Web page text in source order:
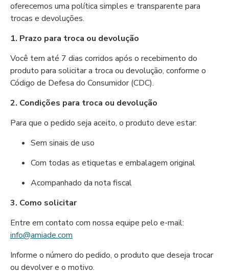
oferecemos uma política simples e transparente para
trocas e devoluções.
1. Prazo para troca ou devolução
Você tem até 7 dias corridos após o recebimento do
produto para solicitar a troca ou devolução, conforme o
Código de Defesa do Consumidor (CDC).
2. Condições para troca ou devolução
Para que o pedido seja aceito, o produto deve estar:
Sem sinais de uso
Com todas as etiquetas e embalagem original
Acompanhado da nota fiscal
3. Como solicitar
Entre em contato com nossa equipe pelo e-mail:
info@amiade.com
Informe o número do pedido, o produto que deseja trocar
ou devolver e o motivo.